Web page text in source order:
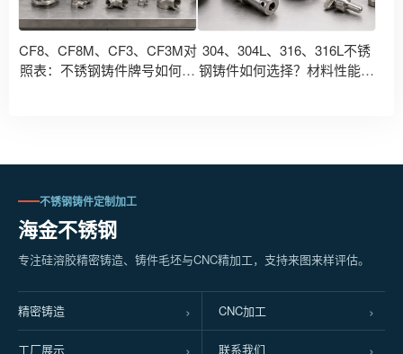
CF8、CF8M、CF3、CF3M对
照表：不锈钢铸件牌号如何对
304、304L、316、316L不锈
钢铸件如何选择？材料性能与
不锈钢铸件定制加工
海金不锈钢
专注硅溶胶精密铸造、铸件毛坯与CNC精加工，支持来图来样评估。
精密铸造 CNC加工
工厂展示 联系我们